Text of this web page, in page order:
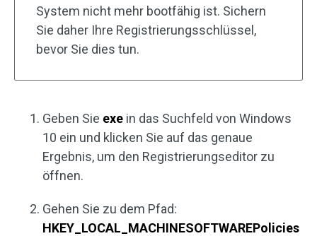
System nicht mehr bootfähig ist. Sichern
Sie daher Ihre Registrierungsschlüssel,
bevor Sie dies tun.
Geben Sie exe in das Suchfeld von Windows
10 ein und klicken Sie auf das genaue
Ergebnis, um den Registrierungseditor zu
öffnen.
Gehen Sie zu dem Pfad:
HKEY_LOCAL_MACHINESOFTWAREPolicies